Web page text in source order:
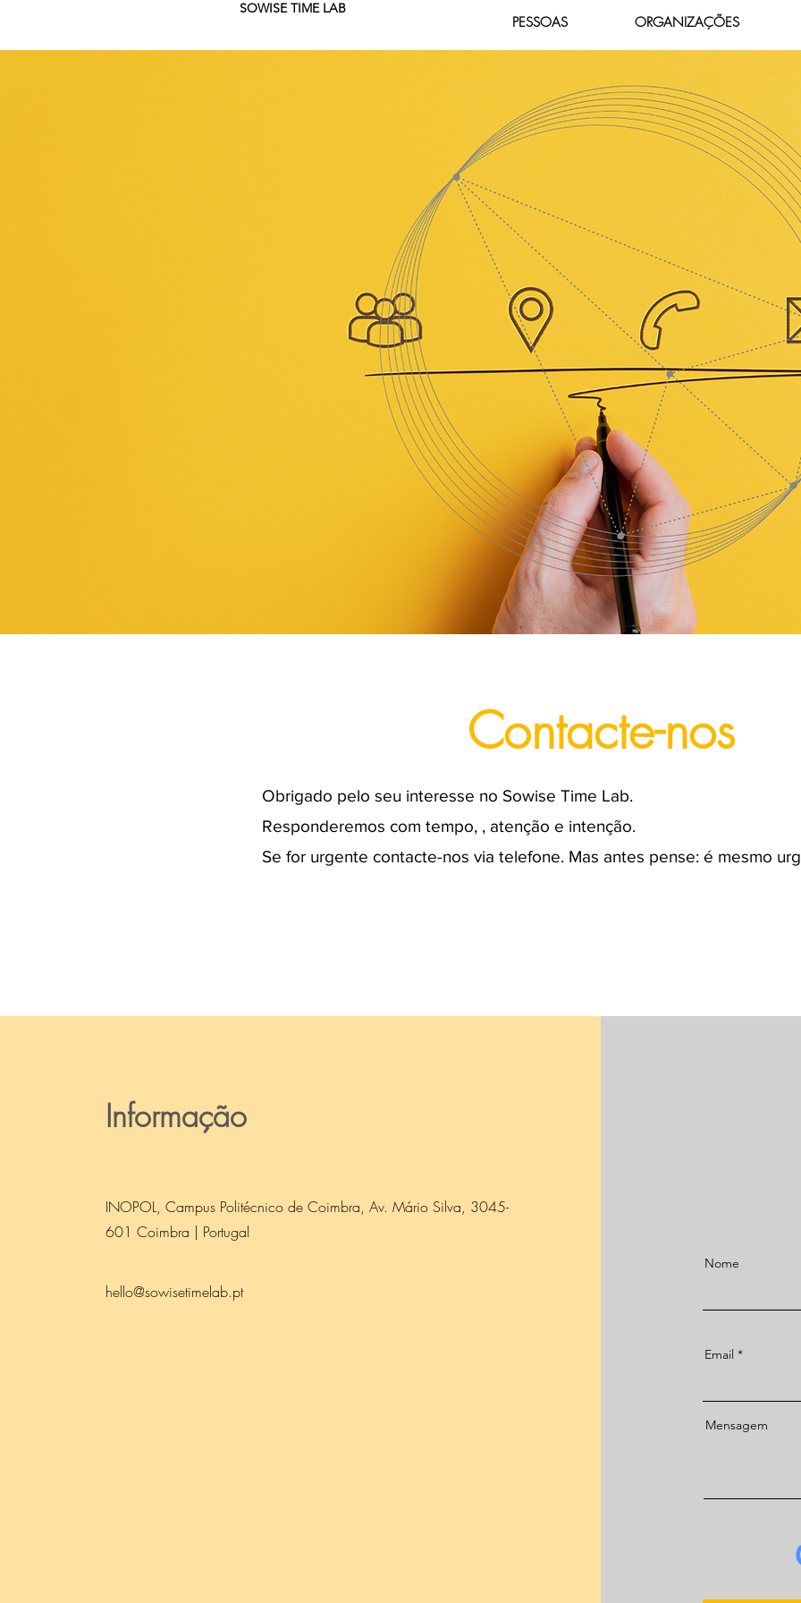
SOWISE TIME LAB
PESSOAS ORGANIZAÇÕES
Contacte-nos
Obrigado pelo seu interesse no Sowise Time Lab.
Responderemos com tempo, , atenção e intenção.
Se for urgente contacte-nos via telefone. Mas antes pense: é mesmo
Informação
INOPOL, Campus Politécnico de Coimbra, Av. Mário Silva, 3045-
601 Coimbra | Portugal
hello@sowisetimelab.pt
Nome
Email
Mensagem